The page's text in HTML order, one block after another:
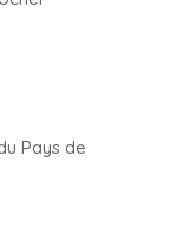
Pays de